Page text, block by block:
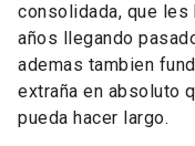
consolidada, que les
años llegando
ademas tambien
extraña en absoluto
pueda hacer largo.